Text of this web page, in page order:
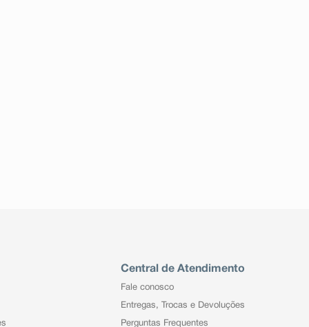
Central de Atendimento
Fale conosco
Entregas, Trocas e Devoluções
Perguntas Frequentes